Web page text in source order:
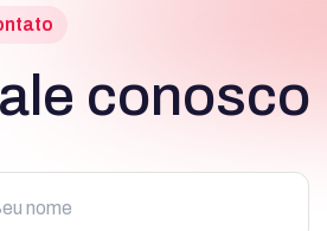
conosco